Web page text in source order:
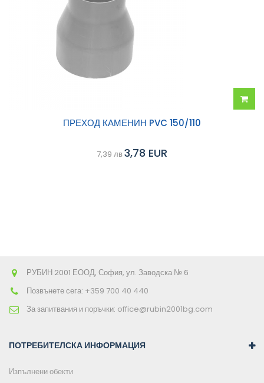
ПРЕХОД КАМЕНИН PVC 150/110
7,39 лв3,78 EUR
РУБИН 2001 ЕООД, София, ул. Заводска № 6
Позвънете сега: +359 700 40 440
За запитвания и поръчки: office@rubin2001bg.com
ПОТРЕБИТЕЛСКА ИНФОРМАЦИЯ
Изпълнени обекти